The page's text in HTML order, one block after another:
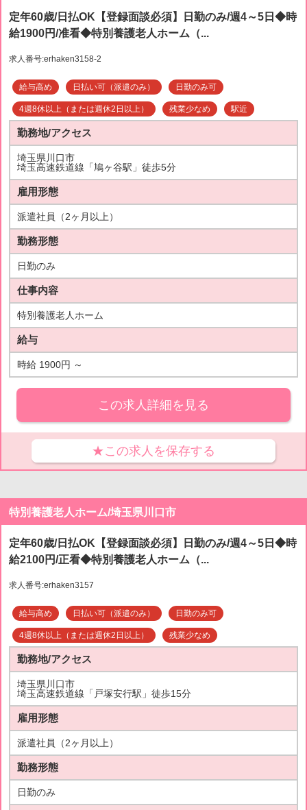
定年60歳/日払OK【登録面談必須】日勤のみ/週4～5日◆時
給1900円/准看◆特別養護老人ホーム（...
求人番号:erhaken3158-2
給与高め 日払い可（派遣のみ） 日勤のみ可
4週8休以上（または週休2日以上） 残業少なめ 駅近
勤務地/アクセス
埼玉県川口市
埼玉高速鉄道線「鳩ヶ谷駅」徒歩5分
雇用形態
派遣社員（2ヶ月以上）
勤務形態
日勤のみ
仕事内容
特別養護老人ホーム
給与
時給 1900円 ～
この求人詳細を見る
★この求人を保存する
特別養護老人ホーム/埼玉県川口市
定年60歳/日払OK【登録面談必須】日勤のみ/週4～5日◆時
給2100円/正看◆特別養護老人ホーム（...
求人番号:erhaken3157
給与高め 日払い可（派遣のみ） 日勤のみ可
4週8休以上（または週休2日以上） 残業少なめ
勤務地/アクセス
埼玉県川口市
埼玉高速鉄道線「戸塚安行駅」徒歩15分
雇用形態
派遣社員（2ヶ月以上）
勤務形態
日勤のみ